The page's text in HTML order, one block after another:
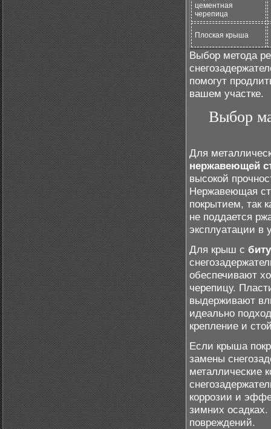
цементная
черепица
Плоская крыша
Выбор метода
помогут
вашем участке.
Выбор
Для
нержавеющей
высокой
Нержавеющая
покрытием, так
не поддается
эксплуатации в
Для крыш с
обеспечивают
черепицу.
выдерживают
идеально
крепление и
Если крыша
замены
металлические
коррозии и
зимних
повреждений.